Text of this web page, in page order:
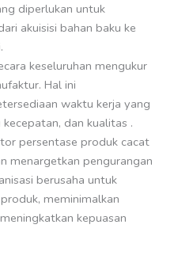
diperlukan untuk
akuisisi bahan baku ke
keseluruhan mengukur
Hal ini
waktu kerja yang
dan kualitas .
persentase produk cacat
menargetkan pengurangan
berusaha untuk
meminimalkan
kepuasan